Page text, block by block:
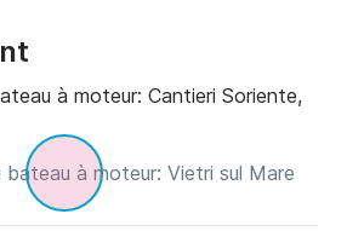
à moteur: Cantieri Soriente,